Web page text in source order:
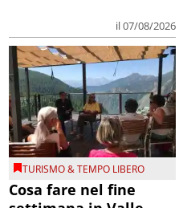
il 07/08/2026
TURISMO & TEMPO LIBERO
Cosa fare nel fine